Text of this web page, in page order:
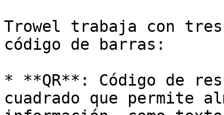
Trowel trabaja con
código de barras:
* **QR**: Código de
cuadrado que permite